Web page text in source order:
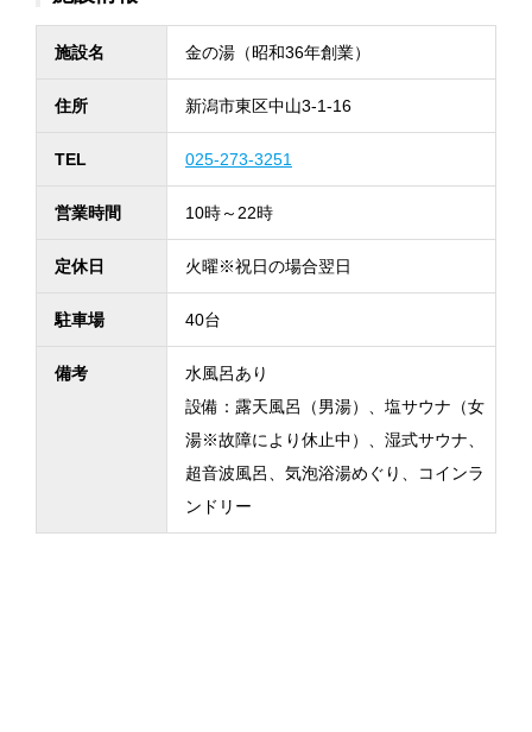
施設名 金の湯（昭和36年創業）
住所 新潟市東区中山3-1-16
TEL 025-273-3251
営業時間 10時～22時
定休日 火曜※祝日の場合翌日
駐車場 40台
備考
水風呂あり
設備：露天風呂（男湯）、塩サウナ（女
湯※故障により休止中）、湿式サウナ、
超音波風呂、気泡浴湯めぐり、コインラ
ンドリー